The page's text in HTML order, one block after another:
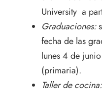
University a
Graduaciones:
fecha de las
lunes 4 de
(primaria).
Taller de cocina: